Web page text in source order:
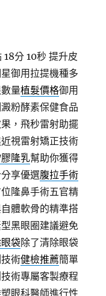
18分 10秒 提升皮
御用拉提機種多
量植髮價格御用
粉酵素保健食品
，飛秒雷射助擺
視雷射矯正技術
隆乳幫助你獲得
享優選腹拉手術
隆鼻手術五官精
體軟骨的精準搭
黑眼圈建議避免
袋除了清除眼袋
術健檢推薦簡單
術專屬客製療程
眼科醫師進行性